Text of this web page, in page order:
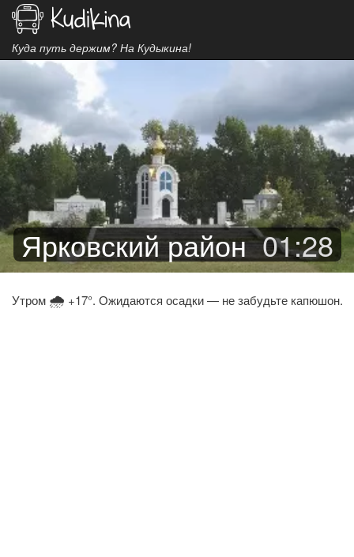
Куда путь держим? На Кудыкина!
Ярковский район 01:28
Утром 🌧 +17°. Ожидаются осадки — не забудьте капюшон.